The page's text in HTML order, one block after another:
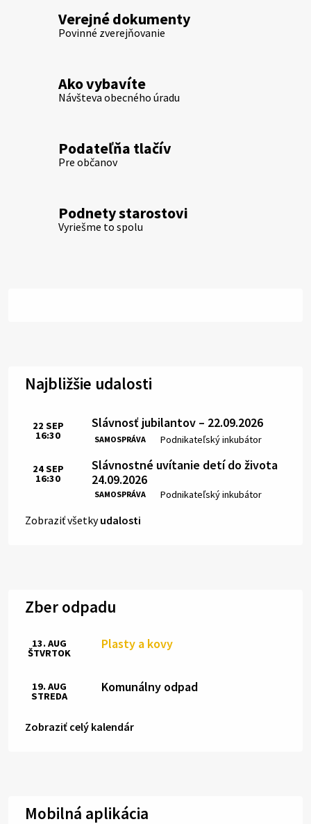
Verejné dokumenty
Povinné zverejňovanie
Ako vybavíte
Návšteva obecného úradu
Podateľňa tlačív
Pre občanov
Podnety starostovi
Vyriešme to spolu
Najbližšie udalosti
Slávnosť jubilantov – 22.09.2026
SAMOSPRÁVA Miesto:
Podnikateľský inkubátor
Čas:
22 SEP
16:30
Slávnostné uvítanie detí do života
24.09.2026
SAMOSPRÁVA Miesto:
Podnikateľský inkubátor
Čas:
24SEP
16:30
Zobraziť všetkyudalosti
Zber odpadu
Plasty a kovy
13. AUG
ŠTVRTOK
Komunálny odpad
19. AUG
STREDA
Zobraziť celý kalendár
Mobilná aplikácia